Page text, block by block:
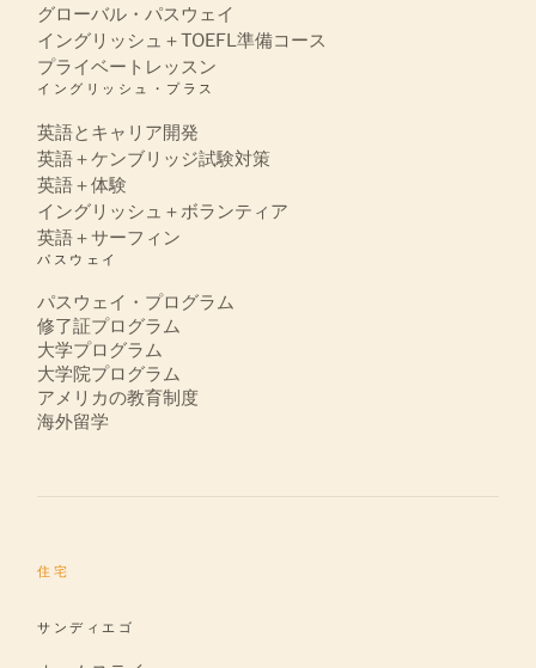
グローバル・パスウェイ
イングリッシュ＋TOEFL準備コース
プライベートレッスン
イングリッシュ・プラス
英語とキャリア開発
英語＋ケンブリッジ試験対策
英語＋体験
イングリッシュ＋ボランティア
英語＋サーフィン
パスウェイ
パスウェイ・プログラム
修了証プログラム
大学プログラム
大学院プログラム
アメリカの教育制度
海外留学
住宅
サンディエゴ